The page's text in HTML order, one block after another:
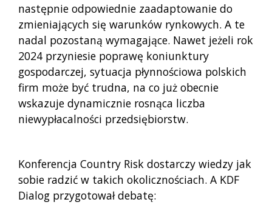
następnie odpowiednie zaadaptowanie do
zmieniających się warunków rynkowych. A te
nadal pozostaną wymagające. Nawet jeżeli rok
2024 przyniesie poprawę koniunktury
gospodarczej, sytuacja płynnościowa polskich
firm może być trudna, na co już obecnie
wskazuje dynamicznie rosnąca liczba
niewypłacalności przedsiębiorstw.
Konferencja Country Risk dostarczy wiedzy jak
sobie radzić w takich okolicznościach. A KDF
Dialog przygotował debatę: